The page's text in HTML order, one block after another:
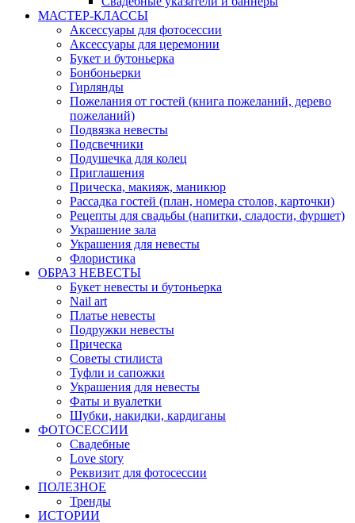
МАСТЕР-КЛАССЫ
Аксессуары для фотосессии
Аксессуары для церемонии
Букет и бутоньерка
Бонбоньерки
Гирлянды
Пожелания от гостей (книга пожеланий, дерево
пожеланий)
Подвязка невесты
Подсвечники
Подушечка для колец
Приглашения
Прическа, макияж, маникюр
Рассадка гостей (план, номера столов, карточки)
Рецепты для свадьбы (напитки, сладости, фуршет)
Украшение зала
Украшения для невесты
Флористика
ОБРАЗ НЕВЕСТЫ
Букет невесты и бутоньерка
Nail art
Платье невесты
Подружки невесты
Прическа
Советы стилиста
Туфли и сапожки
Украшения для невесты
Фаты и вуалетки
Шубки, накидки, кардиганы
ФОТОСЕССИИ
Свадебные
Love story
Реквизит для фотосессии
ПОЛЕЗНОЕ
Тренды
ИСТОРИИ